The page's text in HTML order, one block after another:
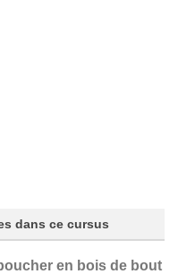
dans ce cursus
en bois de bout